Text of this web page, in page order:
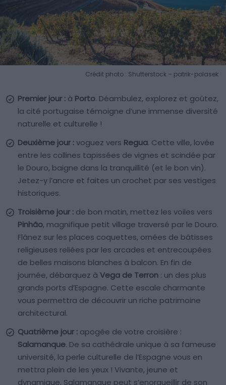
Crédit photo : Shutterstock – patrik-polasek
Premier jour : à Porto. Déambulez, explorez et goûtez,
la cité portugaise témoigne d’une immense diversité
naturelle et culturelle !
Deuxième jour :voguez vers Regua. Cette ville, lovée
entre les collines tapissées de vignes et scindée par
le Douro, baigne dans la tranquillité (et le bon vin).
Jetez-y l’ancre et faites un crochet par ses vestiges
historiques.
Troisième jour : de bon matin, mettez les voiles vers
Pinhão, magnifique petit village traversé par le Douro.
Flânez sur les places coquettes, ornées de bâtisses
religieuses reliées par les arcades et entrecoupées
de belles maisons blanches à balcon. En fin de
journée, débarquez à Vega de Terron : un des plus
grands ports d’Espagne. Cette escale charmante
vous permettra de découvrir un riche patrimoine
architectural.
Quatrième jour : apogée de votre croisière :
Salamanque. De sa cathédrale unique à sa fameuse
université, la perle culturelle de l’Espagne vous en
mettra plein de les yeux ! Vivante, jeune et
dynamique, Salamanque peut s’enorgueillir de son